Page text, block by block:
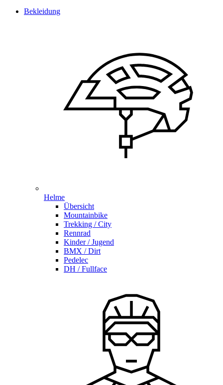
Bekleidung
Helme
Übersicht
Mountainbike
Trekking / City
Rennrad
Kinder / Jugend
BMX / Dirt
Pedelec
DH / Fullface